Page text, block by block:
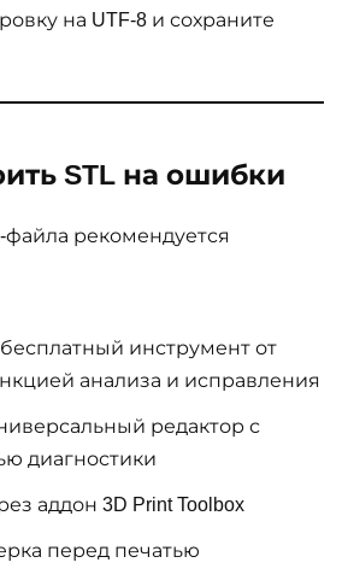
на UTF-8 и сохраните
STL на ошибки
файла рекомендуется
инструмент от
анализа и исправления
редактор с
диагностики
аддон 3D Print Toolbox
перед печатью